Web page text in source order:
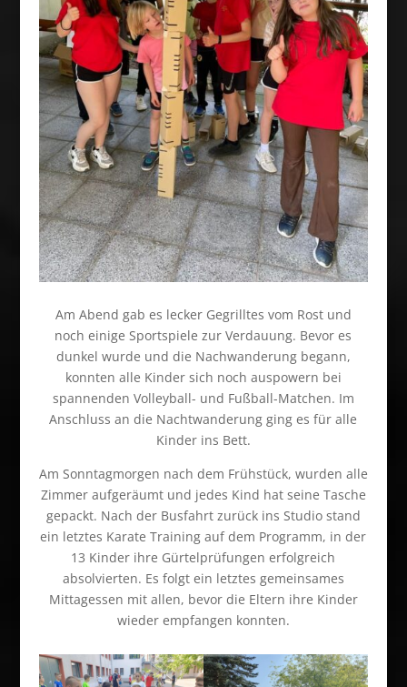
Am Abend gab es lecker Gegrilltes vom Rost und
noch einige Sportspiele zur Verdauung. Bevor es
dunkel wurde und die Nachwanderung begann,
konnten alle Kinder sich noch auspowern bei
spannenden Volleyball- und Fußball-Matchen. Im
Anschluss an die Nachtwanderung ging es für alle
Kinder ins Bett.
Am Sonntagmorgen nach dem Frühstück, wurden alle
Zimmer aufgeräumt und jedes Kind hat seine Tasche
gepackt. Nach der Busfahrt zurück ins Studio stand
ein letztes Karate Training auf dem Programm, in der
13 Kinder ihre Gürtelprüfungen erfolgreich
absolvierten. Es folgt ein letztes gemeinsames
Mittagessen mit allen, bevor die Eltern ihre Kinder
wieder empfangen konnten.